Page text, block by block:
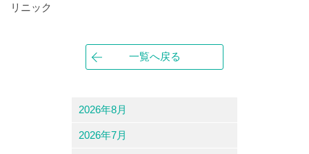
リニック
一覧へ戻る
2026年8月
2026年7月